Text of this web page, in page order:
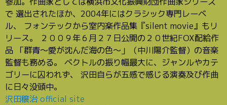
で 選出されたほか、2004年にはクラシック専門レーベ
ル、 フォンテックから室内楽作品集『silent movie』もリ
リース。 ２００９年６月２７日公開の２０世紀FOX配給作
品 「群青〜愛が沈んだ海の色〜」（中川陽介監督）の音楽
監督も務める。 ベクトルの振り幅最大に、ジャンルやカテ
ゴリーに囚われず、 沢田自らが五感で感じる演奏及び作曲
に日々没頭中。
沢田穣治 official site